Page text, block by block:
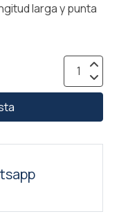
larga y punta